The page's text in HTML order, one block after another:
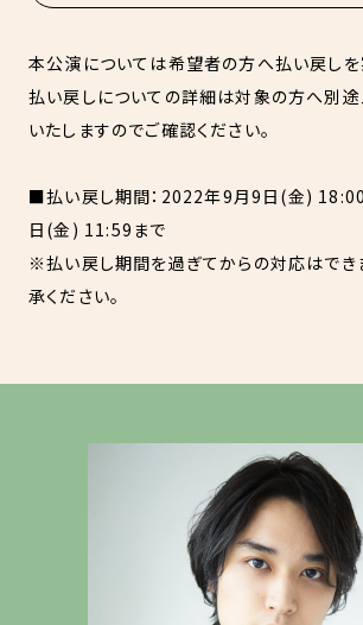
本公演については希望者の方へ払い戻しを
払い戻しについての詳細は対象の方へ別途
いたしますのでご確認ください。
■払い戻し期間：2022年9月9日(金)
日(金) 11:59まで
※払い戻し期間を過ぎてからの対応はでき
承ください。